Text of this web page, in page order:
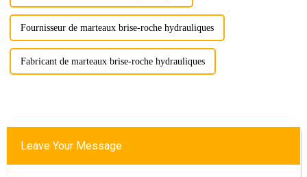
Fournisseur de marteaux brise-roche hydrauliques
Fabricant de marteaux brise-roche hydrauliques
Leave Your Message